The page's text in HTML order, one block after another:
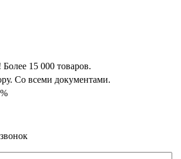
15 000 товаров.
Со всеми документами.